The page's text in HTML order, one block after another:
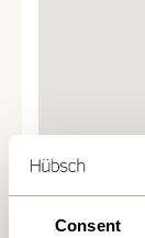
Consent